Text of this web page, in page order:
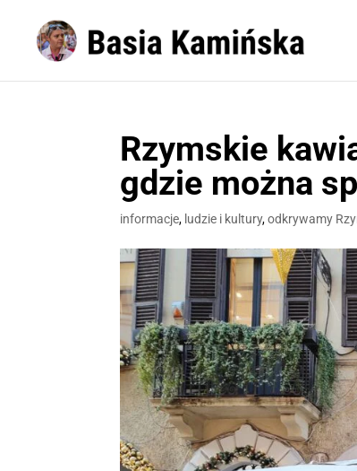
Rzymskie
gdzie można
informacje, ludzie i kultury,odkrywamy